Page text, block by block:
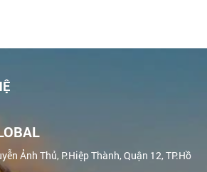
Ảnh Thủ, P.Hiệp Thành, Quận 12, TP.Hồ